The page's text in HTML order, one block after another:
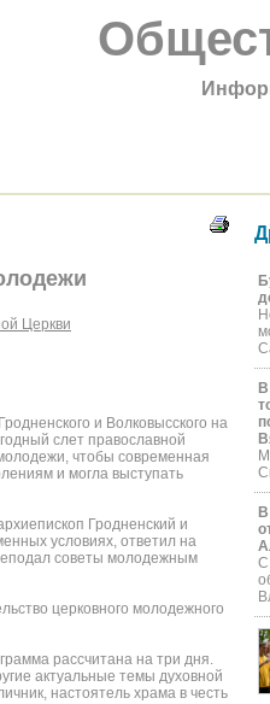
Церкви
и Волковысского на
слет православной
чтобы современная
и могла выступать
Гродненский и
условиях, ответил на
советы молодежным
церковного молодежного
рассчитана на три дня.
актуальные темы духовной
настоятель храма в честь
В
В
С